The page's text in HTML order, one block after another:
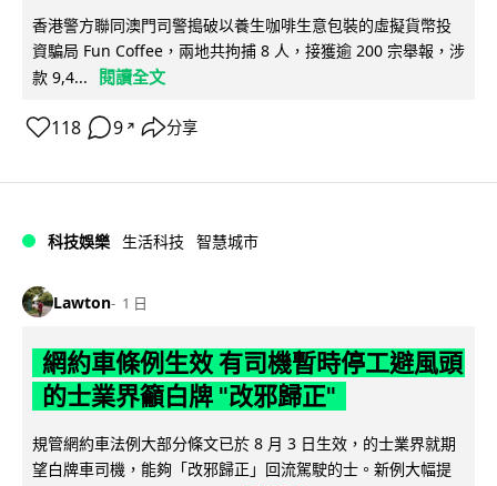
香港警方聯同澳門司警搗破以養生咖啡生意包裝的虛擬貨幣投
資騙局 Fun Coffee，兩地共拘捕 8 人，接獲逾 200 宗舉報，涉
款 9,4...
閱讀全文
118 9 ↗ 分享
科技娛樂 生活科技 智慧城市
Lawton 1 日
網約車條例生效 有司機暫時停工避風頭
的士業界籲白牌 "改邪歸正"
規管網約車法例大部分條文已於 8 月 3 日生效，的士業界就期
望白牌車司機，能夠「改邪歸正」回流駕駛的士。新例大幅提